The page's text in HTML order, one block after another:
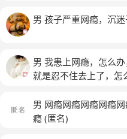
男 孩子严重网瘾，沉迷
男 我患上网瘾，怎么
就是忍不住去上了，怎
男 网瘾网瘾网瘾网瘾
瘾 (匿名)